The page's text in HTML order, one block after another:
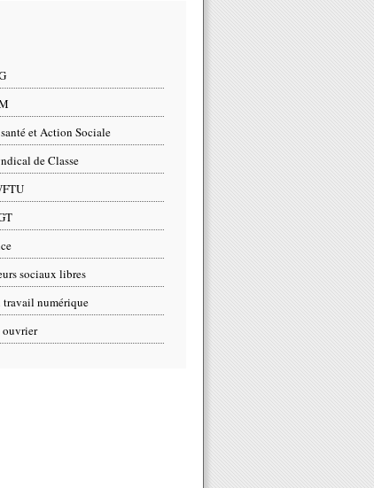
et Action Sociale
de Classe
sociaux libres
travail numérique